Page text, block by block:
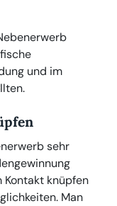
und im
sehr
Kontakt knüpfen
Man